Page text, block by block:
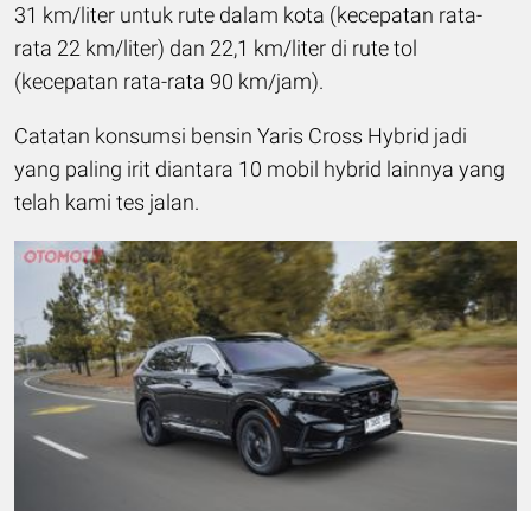
31 km/liter untuk rute dalam kota (kecepatan rata-
rata 22 km/liter) dan 22,1 km/liter di rute tol
(kecepatan rata-rata 90 km/jam).
Catatan konsumsi bensin Yaris Cross Hybrid jadi
yang paling irit diantara 10 mobil hybrid lainnya yang
telah kami tes jalan.